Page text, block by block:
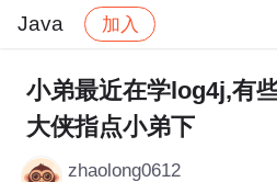
Java 加入
社区 Java 帖子详情
小弟最近在学log4j,有
大侠指点小弟下
zhaolong0612